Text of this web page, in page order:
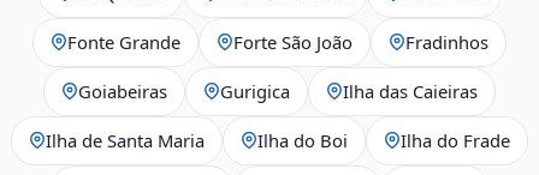
Fonte Grande Forte São João Fradinhos
Goiabeiras Gurigica Ilha das Caieiras
Ilha de Santa Maria Ilha do Boi Ilha do Frade